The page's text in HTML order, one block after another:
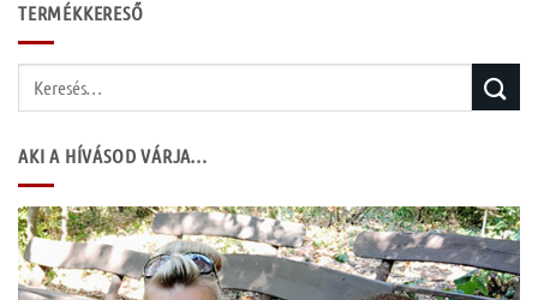
TERMÉKKERESŐ
AKI A HÍVÁSOD VÁRJA…